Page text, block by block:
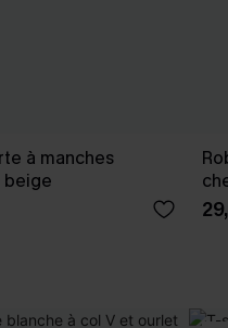
à manches
beige